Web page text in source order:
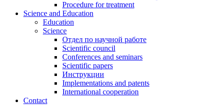
Procedure for treatment
Science and Education
Education
Science
Отдел по научной работе
Scientific council
Conferences and seminars
Scientific papers
Инструкции
Implementations and patents
International cooperation
Contact